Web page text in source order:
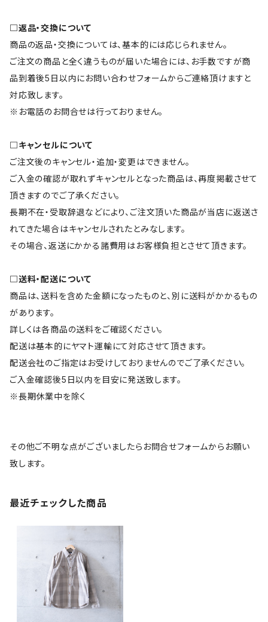
□返品・交換について
商品の返品・交換については、基本的には応じられません。
ご注文の商品と全く違うものが届いた場合には、お手数ですが商
品到着後5日以内にお問い合わせフォームからご連絡頂けますと
対応致します。
※お電話のお問合せは行っておりません。
□キャンセルについて
ご注文後のキャンセル・追加・変更はできません。
ご入金の確認が取れずキャンセルとなった商品は、再度掲載させて
頂きますのでご了承ください。
長期不在・受取辞退などにより、ご注文頂いた商品が当店に返送さ
れてきた場合はキャンセルされたとみなします。
その場合、返送にかかる諸費用はお客様負担とさせて頂きます。
□送料・配送について
商品は、送料を含めた金額になったものと、別に送料がかかるもの
があります。
詳しくは各商品の送料をご確認ください。
配送は基本的にヤマト運輸にて対応させて頂きます。
配送会社のご指定はお受けしておりませんのでご了承ください。
ご入金確認後5日以内を目安に発送致します。
※長期休業中を除く
その他ご不明な点がございましたらお問合せフォームからお願い
致します。
最近チェックした商品